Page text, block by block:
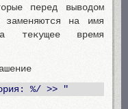
перед выводом
заменяются на имя
текущее время
%/ >> "